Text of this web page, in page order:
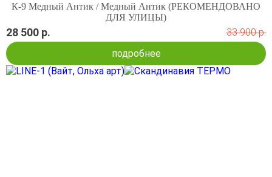
К-9 Медный Антик / Медный Антик (РЕКОМЕНДОВАНО
ДЛЯ УЛИЦЫ)
28 500 р.
33 900 р.
подробнее